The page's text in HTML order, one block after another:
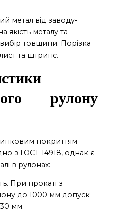
метал від заводу-
якість металу та
товщини. Порізка
та штрипс.
рулону
покриттям
з ГОСТ 14918, однак є
в рулонах:
При прокаті з
до 1000 мм допуск
мм.